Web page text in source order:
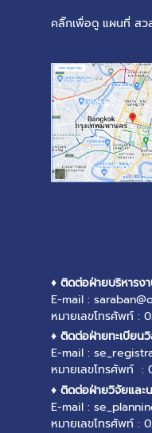
คลิ๊กเพื่อดู แผนที่ สว
♦ ติดต่อฝ่ายบริหารง
E-mail :
หมายเลขโทรศัพท์ :
♦ ติดต่อฝ่ายทะเบียน
E-mail :
หมายเลขโทรศัพท์ :
♦ ติดต่อฝ่ายวิจัยและ
E-mail :
หมายเลขโทรศัพท์ :